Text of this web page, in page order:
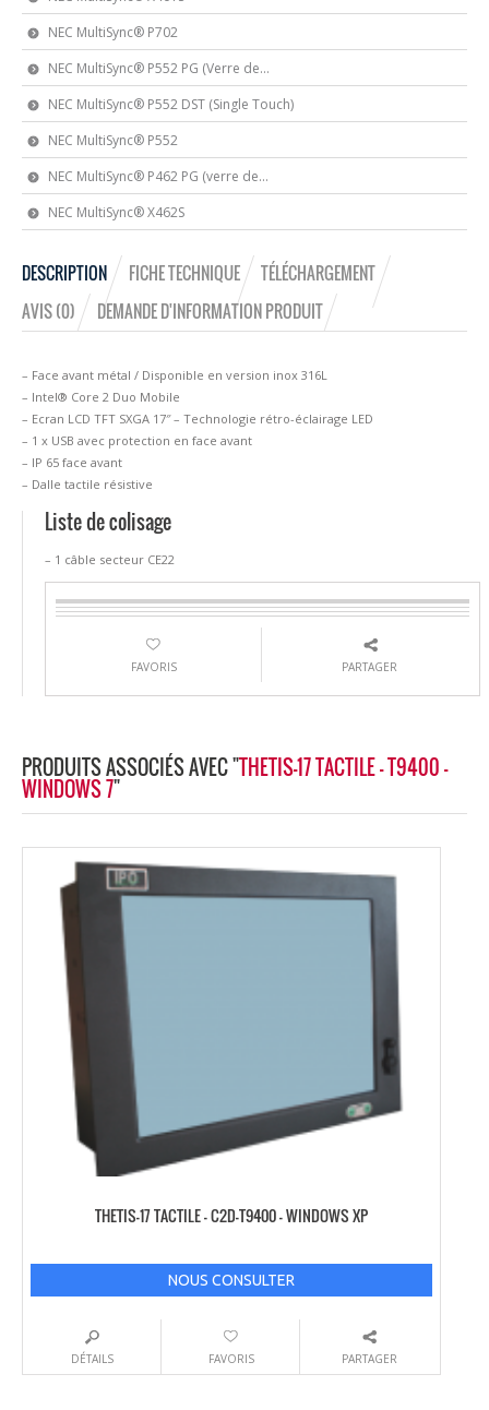
NEC MultiSync® P702
NEC MultiSync® P552 PG (Verre de...
NEC MultiSync® P552 DST (Single Touch)
NEC MultiSync® P552
NEC MultiSync® P462 PG (verre de...
NEC MultiSync® X462S
DESCRIPTION FICHE TECHNIQUE
TÉLÉCHARGEMENT
AVIS (0)
DEMANDE D'INFORMATION PRODUIT
– Face avant métal / Disponible en version inox 316L
– Intel® Core 2 Duo Mobile
– Ecran LCD TFT SXGA 17″ – Technologie rétro-éclairage LED
– 1 x USB avec protection en face avant
– IP 65 face avant
– Dalle tactile résistive
Liste de colisage
– 1 câble secteur CE22
FAVORIS PARTAGER
PRODUITS ASSOCIÉS AVEC "THETIS-17 TACTILE - T9400 -
WINDOWS 7"
THETIS-17 TACTILE – C2D-T9400 – WINDOWS XP
NOUS CONSULTER
DÉTAILS FAVORIS PARTAGER